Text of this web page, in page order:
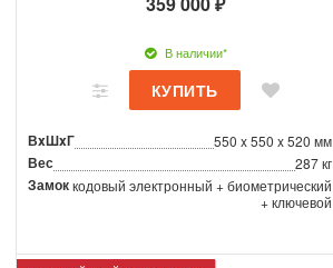
В наличии*
ВxШxГ 550 x 550 x 520 мм
Вес 287 кг
Замоккодовый электронный + биометрический
+ ключевой